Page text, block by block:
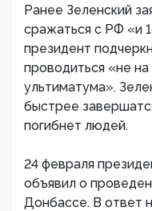
Ранее Зеленский
сражаться с РФ «и
президент
проводиться «не
ультиматума».
быстрее
погибнет людей.
24 февраля
объявил о
Донбассе. В ответ